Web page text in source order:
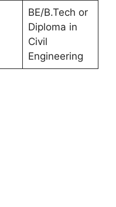
BE/B.Tech or
Diploma in
Civil
Engineering